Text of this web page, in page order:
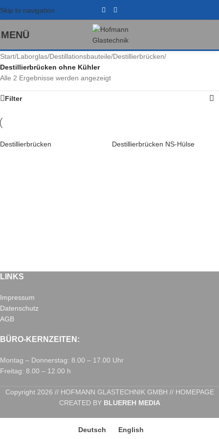
Skip to navigation
MENÜ
Start/Laborglas/Destillationsbauteile/Destillierbrücken/
Destillierbrücken ohne Kühler
Alle 2 Ergebnisse werden angezeigt
Filter
Destillierbrücken Destillierbrücken NS-Hülse
LINKS
Impressum
Datenschutz
AGB
BÜRO-KERNZEITEN:
Montag – Donnerstag: 8.00 – 17.00 Uhr
Freitag: 8.00 – 12.00 h
Copyright 2026 // HOFMANN GLASTECHNIK GMBH // HOMEPAGE
CREATED BY BLUEREH MEDIA
Deutsch English